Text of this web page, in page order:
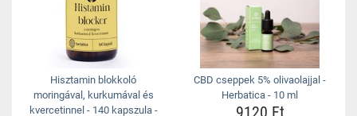
Hisztamin blokkoló
moringával, kurkumával és
kvercetinnel - 140 kapszula -
CBD cseppek 5% olivaolajjal -
Herbatica - 10 ml
9120 Ft